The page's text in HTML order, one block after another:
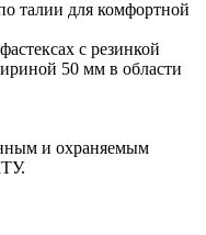
талии для комфортной
с резинкой
50 мм в области
и охраняемым